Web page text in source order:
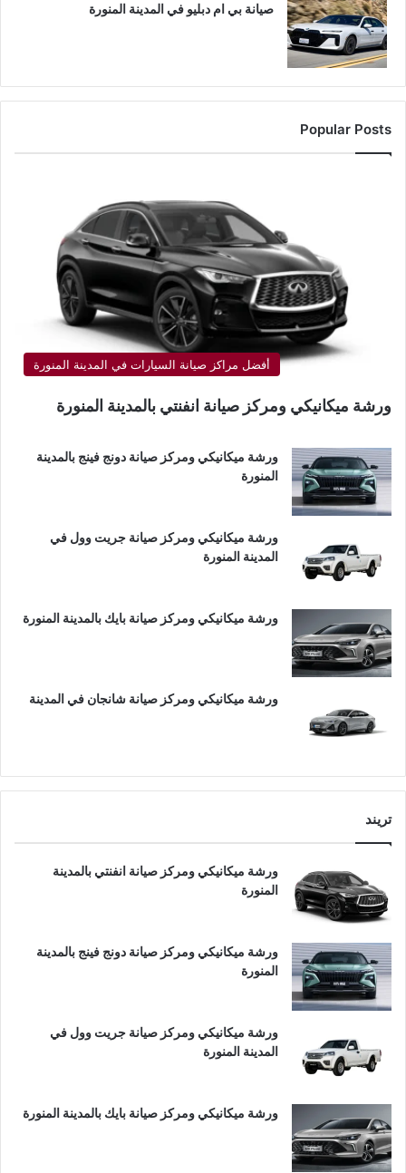
صيانة بي ام دبليو في المدينة المنورة
Popular Posts
أفضل مراكز صيانة السيارات في المدينة المنورة
ورشة ميكانيكي ومركز صيانة انفنتي بالمدينة المنورة
ورشة ميكانيكي ومركز صيانة دونج فينج بالمدينة
المنورة
ورشة ميكانيكي ومركز صيانة جريت وول في
المدينة المنورة
ورشة ميكانيكي ومركز صيانة بايك بالمدينة المنورة
ورشة ميكانيكي ومركز صيانة شانجان في المدينة
تريند
ورشة ميكانيكي ومركز صيانة انفنتي بالمدينة
المنورة
ورشة ميكانيكي ومركز صيانة دونج فينج بالمدينة
المنورة
ورشة ميكانيكي ومركز صيانة جريت وول في
المدينة المنورة
ورشة ميكانيكي ومركز صيانة بايك بالمدينة المنورة